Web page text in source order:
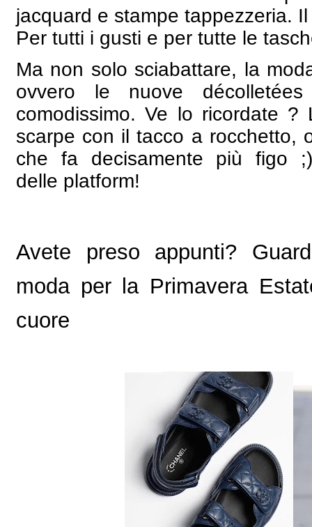
jacquard e stampe tappezzeria.
Per tutti i gusti e per tutte le
Ma non solo sciabattare, la
ovvero le nuove décolletées
comodissimo. Ve lo ricordate
scarpe con il tacco a rocchetto,
che fa decisamente più figo
delle platform!
Avete preso appunti?
modaper la Primavera
cuore